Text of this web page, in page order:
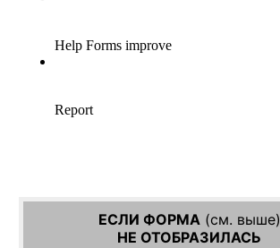
ЕСЛИ ФОРМА(см. выше)
НЕ ОТОБРАЗИЛАСЬ